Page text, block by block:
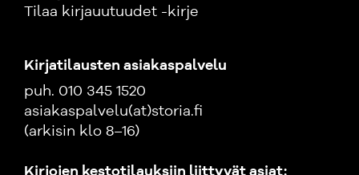
Tilaa kirjauutuudet -kirje
Kirjatilausten asiakaspalvelu
puh. 010 345 1520
asiakaspalvelu(at)storia.fi
(arkisin klo 8–16)
Kirjojen kestotilauksiin liittyvät asiat: